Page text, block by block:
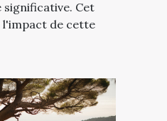
significative. Cet
de cette